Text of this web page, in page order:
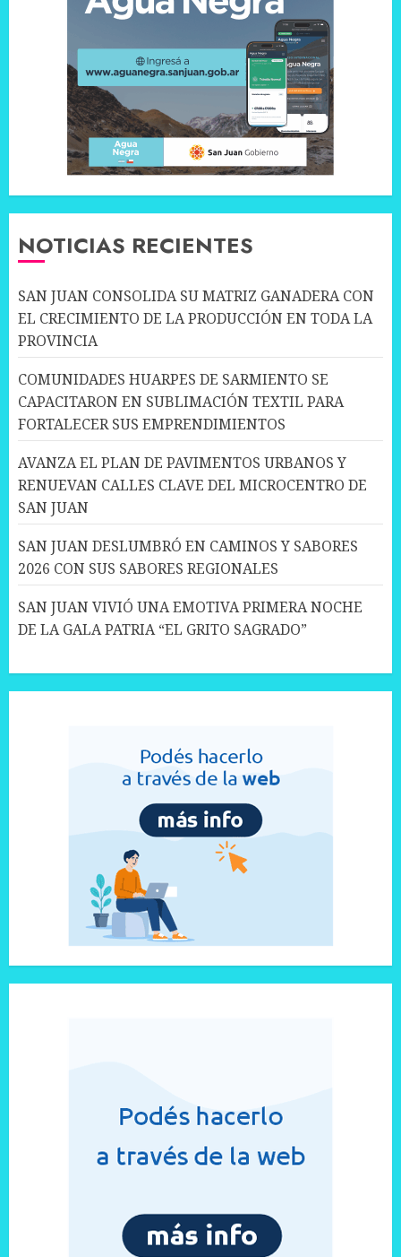
NOTICIAS RECIENTES
SAN JUAN CONSOLIDA SU MATRIZ GANADERA CON
EL CRECIMIENTO DE LA PRODUCCIÓN EN TODA LA
PROVINCIA
COMUNIDADES HUARPES DE SARMIENTO SE
CAPACITARON EN SUBLIMACIÓN TEXTIL PARA
FORTALECER SUS EMPRENDIMIENTOS
AVANZA EL PLAN DE PAVIMENTOS URBANOS Y
RENUEVAN CALLES CLAVE DEL MICROCENTRO DE
SAN JUAN
SAN JUAN DESLUMBRÓ EN CAMINOS Y SABORES
2026 CON SUS SABORES REGIONALES
SAN JUAN VIVIÓ UNA EMOTIVA PRIMERA NOCHE
DE LA GALA PATRIA “EL GRITO SAGRADO”